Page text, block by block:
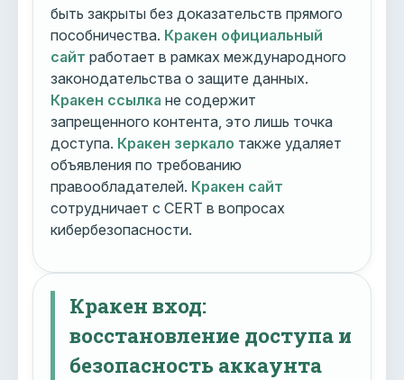
быть закрыты без доказательств прямого
пособничества. Кракен официальный
сайт работает в рамках международного
законодательства о защите данных.
Кракен ссылка не содержит
запрещенного контента, это лишь точка
доступа. Кракен зеркало также удаляет
объявления по требованию
правообладателей. Кракен сайт
сотрудничает с CERT в вопросах
кибербезопасности.
Кракен вход:
восстановление доступа и
безопасность аккаунта